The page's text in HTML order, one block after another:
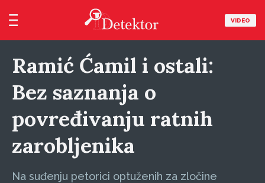
VIDEO
Ramić Ćamil i ostali:
Bez saznanja o
povređivanju ratnih
zarobljenika
Na suđenju petorici optuženih za zločine